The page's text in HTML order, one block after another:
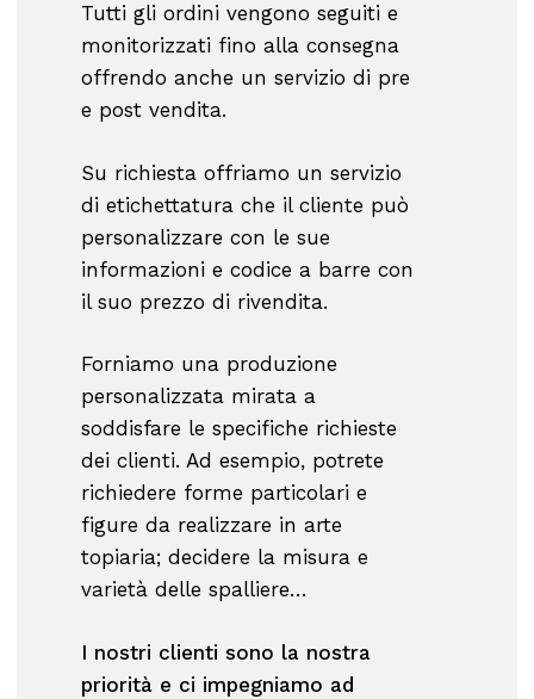
Tutti gli ordini vengono seguiti e
monitorizzati fino alla consegna
offrendo anche un servizio di pre
e post vendita.
Su richiesta offriamo un servizio
di etichettatura che il cliente può
personalizzare con le sue
informazioni e codice a barre con
il suo prezzo di rivendita.
Forniamo una produzione
personalizzata mirata a
soddisfare le specifiche richieste
dei clienti. Ad esempio, potrete
richiedere forme particolari e
figure da realizzare in arte
topiaria; decidere la misura e
varietà delle spalliere…
I nostri clienti sono la nostra
priorità e ci impegniamo ad